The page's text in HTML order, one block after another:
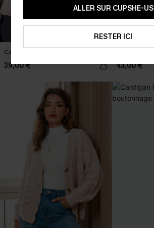
Cardigan floral col V
39,00 € 43,00 €
ALLER SUR CUPSHE-US
RESTER ICI